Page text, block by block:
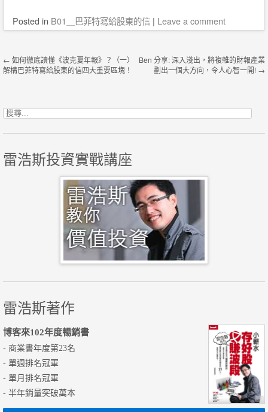
Posted in B01＿巴菲特寫給股東的信 | Leave a comment
← 如何徹底讀懂《波克夏年報》？（一）
解構巴菲特寫給股東的信四大重要區塊！
Ben 分享: 深入淺出，將複雜的財報產業
劃出一個大方向，令人心智一開! →
搜尋關鍵字:
雷浩斯投資實戰講座
雷浩斯著作
博客來102年度暢銷書
- 商業書年度第23名
- 單週排名冠軍
- 單月排名冠軍
- 半年銷量突破萬本